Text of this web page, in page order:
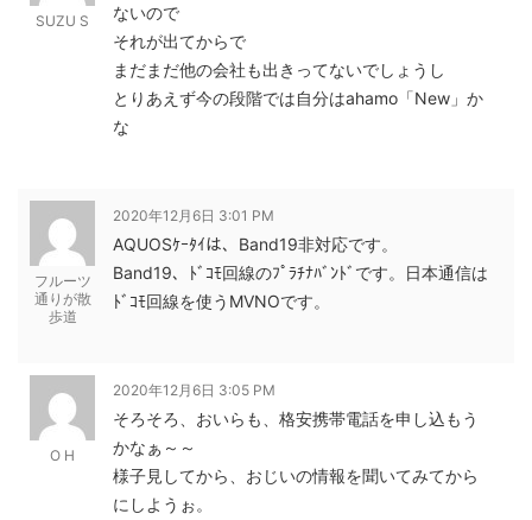
SUZU S
ないので
それが出てからで
まだまだ他の会社も出きってないでしょうし
とりあえず今の段階では自分はahamo「New」か
な
フルーツ
通りが散
歩道
2020年12月6日 3:01 PM
AQUOSｹｰﾀｲは、Band19非対応です。
Band19、ﾄﾞｺﾓ回線のﾌﾟﾗﾁﾅﾊﾞﾝﾄﾞです。日本通信は
ﾄﾞｺﾓ回線を使うMVNOです。
O H
2020年12月6日 3:05 PM
そろそろ、おいらも、格安携帯電話を申し込もう
かなぁ～～
様子見してから、おじいの情報を聞いてみてから
にしようぉ。